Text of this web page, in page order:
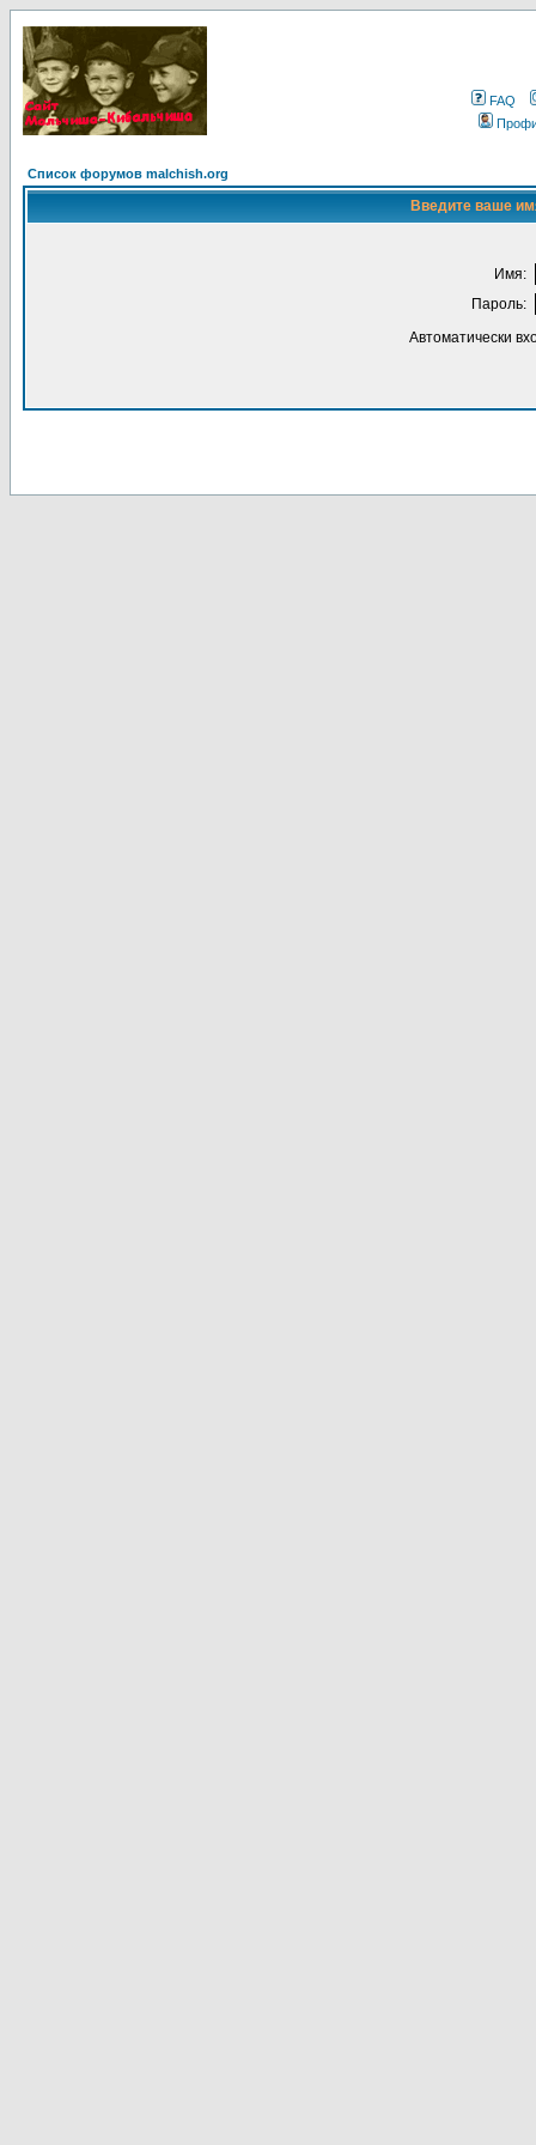
FAQ
Список форумов malchish.org
Введите ваше
Имя:
Пароль:
Автоматически